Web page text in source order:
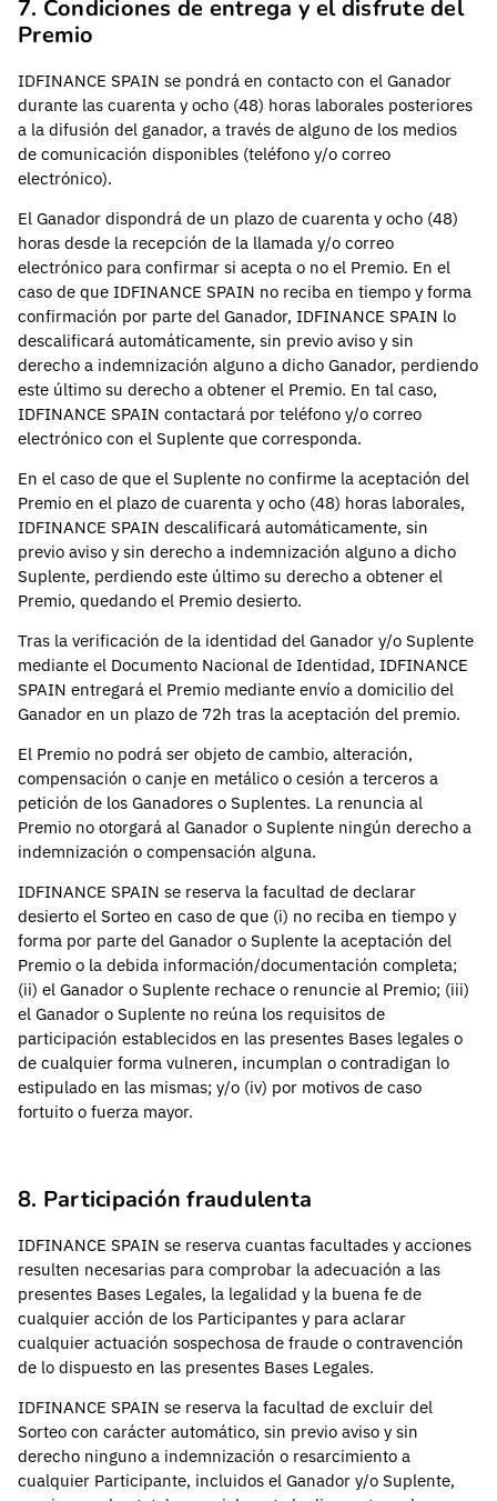
7. Condiciones de entrega y el disfrute del
Premio
IDFINANCE SPAIN se pondrá en contacto con el Ganador
durante las cuarenta y ocho (48) horas laborales posteriores
a la difusión del ganador, a través de alguno de los medios
de comunicación disponibles (teléfono y/o correo
electrónico).
El Ganador dispondrá de un plazo de cuarenta y ocho (48)
horas desde la recepción de la llamada y/o correo
electrónico para confirmar si acepta o no el Premio. En el
caso de que IDFINANCE SPAIN no reciba en tiempo y forma
confirmación por parte del Ganador, IDFINANCE SPAIN lo
descalificará automáticamente, sin previo aviso y sin
derecho a indemnización alguno a dicho Ganador, perdiendo
este último su derecho a obtener el Premio. En tal caso,
IDFINANCE SPAIN contactará por teléfono y/o correo
electrónico con el Suplente que corresponda.
En el caso de que el Suplente no confirme la aceptación del
Premio en el plazo de cuarenta y ocho (48) horas laborales,
IDFINANCE SPAIN descalificará automáticamente, sin
previo aviso y sin derecho a indemnización alguno a dicho
Suplente, perdiendo este último su derecho a obtener el
Premio, quedando el Premio desierto.
Tras la verificación de la identidad del Ganador y/o Suplente
mediante el Documento Nacional de Identidad, IDFINANCE
SPAIN entregará el Premio mediante envío a domicilio del
Ganador en un plazo de 72h tras la aceptación del premio.
El Premio no podrá ser objeto de cambio, alteración,
compensación o canje en metálico o cesión a terceros a
petición de los Ganadores o Suplentes. La renuncia al
Premio no otorgará al Ganador o Suplente ningún derecho a
indemnización o compensación alguna.
IDFINANCE SPAIN se reserva la facultad de declarar
desierto el Sorteo en caso de que (i) no reciba en tiempo y
forma por parte del Ganador o Suplente la aceptación del
Premio o la debida información/documentación completa;
(ii) el Ganador o Suplente rechace o renuncie al Premio; (iii)
el Ganador o Suplente no reúna los requisitos de
participación establecidos en las presentes Bases legales o
de cualquier forma vulneren, incumplan o contradigan lo
estipulado en las mismas; y/o (iv) por motivos de caso
fortuito o fuerza mayor.
8. Participación fraudulenta
IDFINANCE SPAIN se reserva cuantas facultades y acciones
resulten necesarias para comprobar la adecuación a las
presentes Bases Legales, la legalidad y la buena fe de
cualquier acción de los Participantes y para aclarar
cualquier actuación sospechosa de fraude o contravención
de lo dispuesto en las presentes Bases Legales.
IDFINANCE SPAIN se reserva la facultad de excluir del
Sorteo con carácter automático, sin previo aviso y sin
derecho ninguno a indemnización o resarcimiento a
cualquier Participante, incluidos el Ganador y/o Suplente,